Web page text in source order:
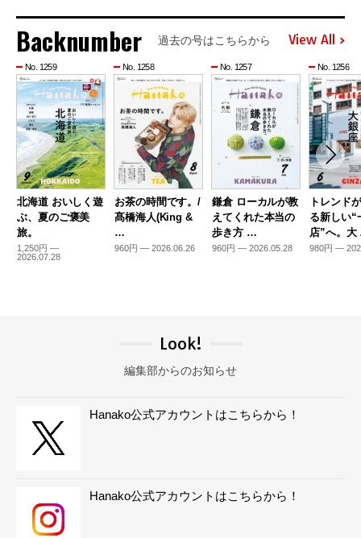
Backnumber 過去の号はこちらから View All
No. 1259
北海道 おいしく遊
ぶ、夏のご褒美
旅。
1,250円 —
2026.07.28
No. 1258
お茶の時間です。/
髙橋海人(King &
…
960円 — 2026.06.26
No. 1257
鎌倉 ローカルが教
えてくれた本当の
歩き方 …
960円 — 2026.05.28
No. 1256
トレンド
る新しい“
店”へ。
980円 —
Look!
編集部からのお知らせ
Hanako公式アカウントはこちらから！
Hanako公式アカウントはこちらから！